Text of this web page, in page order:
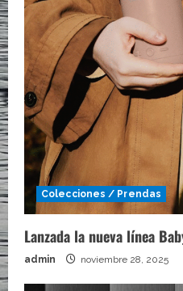
Colecciones / Prendas
Lanzada la nueva línea
admin noviembre 28, 2025